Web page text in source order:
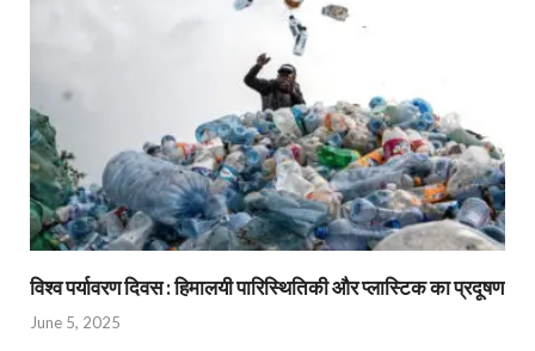
विश्व पर्यावरण दिवस : हिमालयी पारिस्थितिकी और प्लास्टिक का प्रदूषण
June 5, 2025